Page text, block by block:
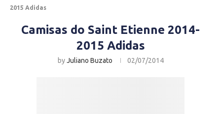
2015 Adidas
Camisas do Saint Etienne 2014-
2015 Adidas
byJuliano Buzato 02/07/2014